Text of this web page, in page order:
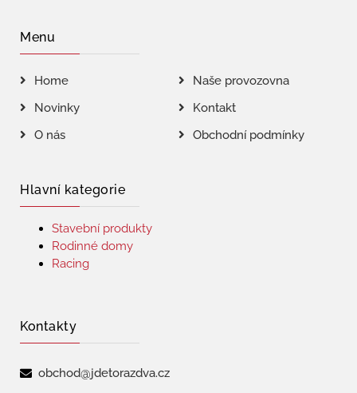
Menu
Home
Naše provozovna
Novinky
Kontakt
O nás
Obchodní podmínky
Hlavní kategorie
Stavební produkty
Rodinné domy
Racing
Kontakty
obchod@jdetorazdva.cz